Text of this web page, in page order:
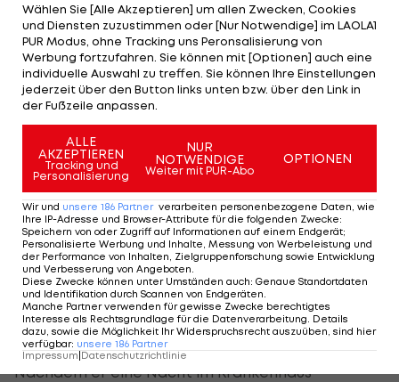
habe von Beginn an versucht, zu pushen. Es ist ein
wichtiger Sieg", sagt Marquez, der auf dem Circuit
Bugatti bereits im Warm-up Schnellster gewesen
war. "Der erste Schritt zum Rennsieg war die
Reifenwahl. Ich war der einzige Pilot mit dem
harten Reifen, aber ich habe mich damit gut
gefühlt. Ich wusste, dass ich am Anfang Probleme
haben würde, weil es einfach Zeit braucht, den
Reifen auf Temperatur zu kriegen. Später habe
ich härter gepusht. Als Dovi gestürzt ist, hat sich
meine Strategie etwas geändert und ich habe
ruhiger gemacht."
Imposant agierte auch der am Vortag im
Qualifying spektakulär gestürzte Cal Crutchlow.
Nachdem er eine Nacht im Krankenhaus
Wählen Sie [Alle Akzeptieren] um allen Zwecken, Cookies
und Diensten zuzustimmen oder [Nur Notwendige] im LAOLA1
PUR Modus, ohne Tracking uns Peronsalisierung von
Werbung fortzufahren. Sie können mit [Optionen] auch eine
individuelle Auswahl zu treffen. Sie können Ihre Einstellungen
jederzeit über den Button links unten bzw. über den Link in
der Fußzeile anpassen.
ALLE
AKZEPTIEREN
Tracking und
Personalisierung
NUR
NOTWENDIGE
Weiter mit PUR-Abo
OPTIONEN
Wir und unsere 186 Partner verarbeiten personenbezogene Daten, wie
Ihre IP-Adresse und Browser-Attribute für die folgenden Zwecke:
Speichern von oder Zugriff auf Informationen auf einem Endgerät;
Personalisierte Werbung und Inhalte, Messung von Werbeleistung und
der Performance von Inhalten, Zielgruppenforschung sowie Entwicklung
und Verbesserung von Angeboten
Diese Zwecke können unter Umständen auch: Genaue Standortdaten
und Identifikation durch Scannen von Endgeräten
Manche Partner verwenden für gewisse Zwecke berechtigtes
Interesse als Rechtsgrundlage für die Datenverarbeitung. Details
dazu, sowie die Möglichkeit Ihr Widerspruchsrecht auszuüben, sind hier
verfügbar: unsere 186 Partner
Impressum|Datenschutzrichtlinie